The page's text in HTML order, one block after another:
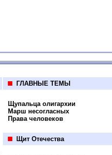
ГЛАВНЫЕ ТЕМЫ
Щупальца олигархии
Марш несогласных
Права человеков
Щит Отечества